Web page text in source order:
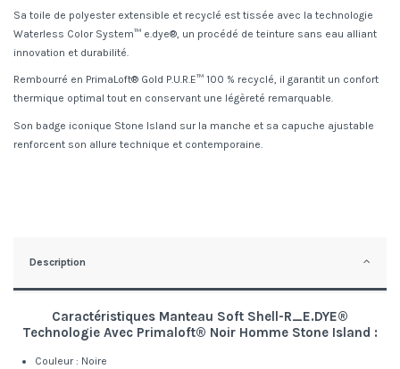
Sa toile de polyester extensible et recyclé est tissée avec la technologie
Waterless Color System™ e.dye®, un procédé de teinture sans eau alliant
innovation et durabilité.
Rembourré en PrimaLoft® Gold P.U.R.E™ 100 % recyclé, il garantit un confort
thermique optimal tout en conservant une légèreté remarquable.
Son badge iconique Stone Island sur la manche et sa capuche ajustable
renforcent son allure technique et contemporaine.
Description
Caractéristiques Manteau Soft Shell-R_E.DYE®
Technologie Avec Primaloft® Noir Homme Stone Island :
Couleur : Noire